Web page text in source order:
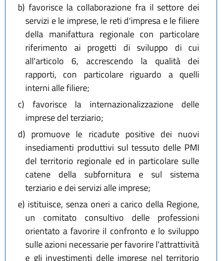
b) favorisce la collaborazione fra il settore dei
servizi e le imprese, le reti d'impresa e le filiere
della manifattura regionale con particolare
riferimento ai progetti di sviluppo di cui
all'articolo 6, accrescendo la qualità dei
rapporti, con particolare riguardo a quelli
interni alle filiere;
c) favorisce la internazionalizzazione delle
imprese del terziario;
d) promuove le ricadute positive dei nuovi
insediamenti produttivi sul tessuto delle PMI
del territorio regionale ed in particolare sulle
catene della subfornitura e sul sistema
terziario e dei servizi alle imprese;
e) istituisce, senza oneri a carico della Regione,
un comitato consultivo delle professioni
orientato a favorire il confronto e lo sviluppo
sulle azioni necessarie per favorire l'attrattività
e gli investimenti delle imprese nel territorio